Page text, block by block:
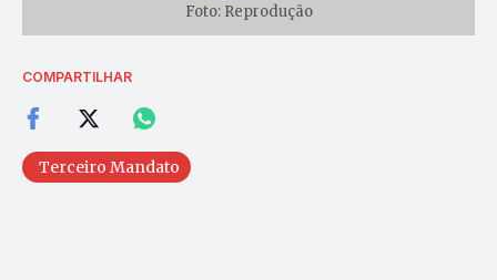
Foto: Reprodução
COMPARTILHAR
Terceiro Mandato